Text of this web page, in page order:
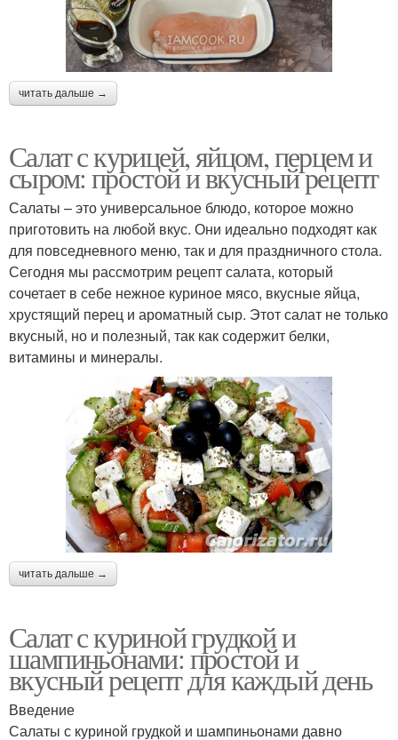
читать дальше →
Салат с курицей, яйцом, перцем и
сыром: простой и вкусный рецепт
Салаты – это универсальное блюдо, которое можно
приготовить на любой вкус. Они идеально подходят как
для повседневного меню, так и для праздничного стола.
Сегодня мы рассмотрим рецепт салата, который
сочетает в себе нежное куриное мясо, вкусные яйца,
хрустящий перец и ароматный сыр. Этот салат не только
вкусный, но и полезный, так как содержит белки,
витамины и минералы.
читать дальше →
Салат с куриной грудкой и
шампиньонами: простой и
вкусный рецепт для каждый день
Введение
Салаты с куриной грудкой и шампиньонами давно